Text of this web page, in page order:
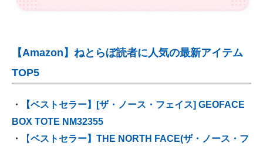
【Amazon】ねとらぼ読者に人気の最新アイテム
TOP5
・
【ベストセラー】[ザ・ノース・フェイス] GEOFACE
BOX TOTE NM32355
・
【ベストセラー】THE NORTH FACE(ザ・ノース・フ